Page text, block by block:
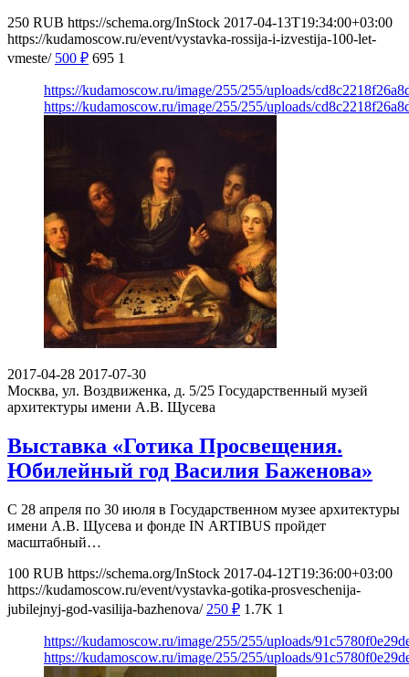
250 RUB https://schema.org/InStock 2017-04-13T19:34:00+03:00
https://kudamoscow.ru/event/vystavka-rossija-i-izvestija-100-let-
vmeste/ 500 ₽ 695 1
https://kudamoscow.ru/image/255/255/uploads/
https://kudamoscow.ru/image/255/255/uploads/
2017-04-28 2017-07-30
Москва, ул. Воздвиженка, д. 5/25 Государственный музей
архитектуры имени А.В. Щусева
Выставка «Готика Просвещения.
Юбилейный год Василия Баженова»
С 28 апреля по 30 июля в Государственном музее архитектуры
имени А.В. Щусева и фонде IN ARTIBUS пройдет
масштабный…
100 RUB https://schema.org/InStock 2017-04-12T19:36:00+03:00
https://kudamoscow.ru/event/vystavka-gotika-prosveschenija-
jubilejnyj-god-vasilija-bazhenova/ 250 ₽ 1.7K 1
https://kudamoscow.ru/image/255/255/uploads/
https://kudamoscow.ru/image/255/255/uploads/